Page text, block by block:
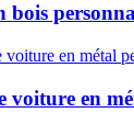
bois
voiture en